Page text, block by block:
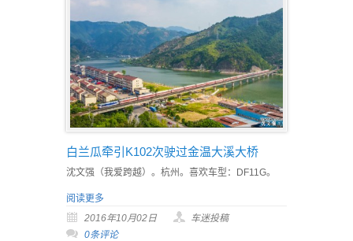
白兰瓜牵引K102次驶过金温大溪大桥
沈文强（我爱跨越）。杭州。喜欢车型：DF11G。
阅读更多
2016年10月02日
车迷投稿
0条评论